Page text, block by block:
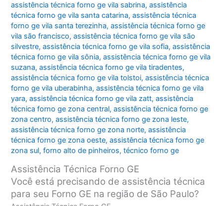
assistência técnica forno ge vila sabrina,assistência
técnica forno ge vila santa catarina,assistência técnica
forno ge vila santa terezinha,assistência técnica forno ge
vila são francisco,assistência técnica forno ge vila são
silvestre,assistência técnica forno ge vila sofia,assistência
técnica forno ge vila sônia,assistência técnica forno ge vila
suzana,assistência técnica forno ge vila tiradentes,
assistência técnica forno ge vila tolstoi,assistência técnica
forno ge vila uberabinha,assistência técnica forno ge vila
yara,assistência técnica forno ge vila zatt,assistência
técnica forno ge zona central,assistência técnica forno ge
zona centro,assistência técnica forno ge zona leste,
assistência técnica forno ge zona norte,assistência
técnica forno ge zona oeste,assistência técnica forno ge
zona sul,forno alto de pinheiros,técnico forno ge
Assistência Técnica Forno GE
Você está precisando de assistência técnica
para seu Forno GE na região de São Paulo?